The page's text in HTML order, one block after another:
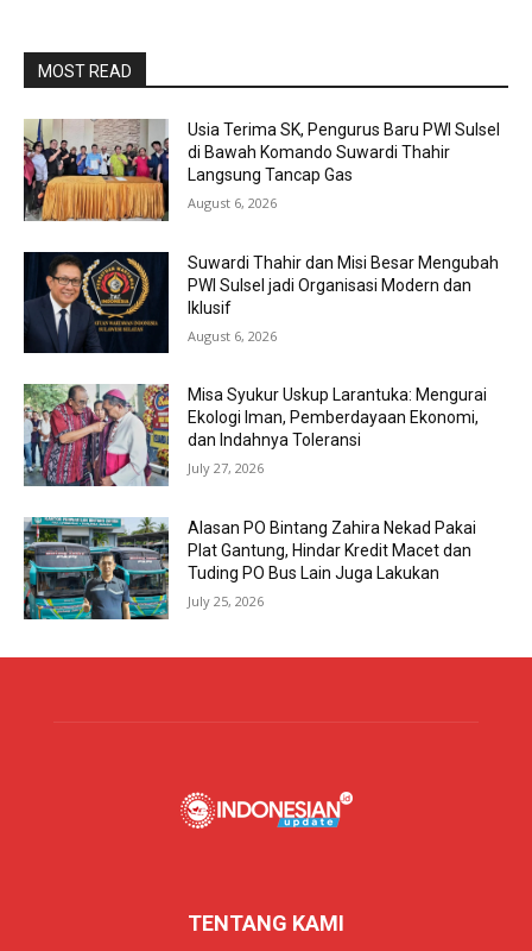
MOST READ
Usia Terima SK, Pengurus Baru PWI Sulsel
di Bawah Komando Suwardi Thahir
Langsung Tancap Gas
August 6, 2026
Suwardi Thahir dan Misi Besar Mengubah
PWI Sulsel jadi Organisasi Modern dan
Iklusif
August 6, 2026
Misa Syukur Uskup Larantuka: Mengurai
Ekologi Iman, Pemberdayaan Ekonomi,
dan Indahnya Toleransi
July 27, 2026
Alasan PO Bintang Zahira Nekad Pakai
Plat Gantung, Hindar Kredit Macet dan
Tuding PO Bus Lain Juga Lakukan
July 25, 2026
TENTANG KAMI